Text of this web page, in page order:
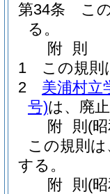
第34条
こ
る。
附 則
1
この規則
2
美浦村立
号)は、廃
附 則 (
この規則
する。
附 則 (